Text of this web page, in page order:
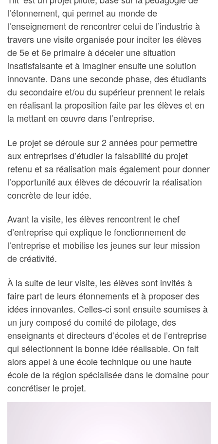
l’étonnement, qui permet au monde de
l’enseignement de rencontrer celui de l’industrie à
travers une visite organisée pour inciter les élèves
de 5e et 6e primaire à déceler une situation
insatisfaisante et à imaginer ensuite une solution
innovante. Dans une seconde phase, des étudiants
du secondaire et/ou du supérieur prennent le relais
en réalisant la proposition faite par les élèves et en
la mettant en œuvre dans l’entreprise.
Le projet se déroule sur 2 années pour permettre
aux entreprises d’étudier la faisabilité du projet
retenu et sa réalisation mais également pour donner
l’opportunité aux élèves de découvrir la réalisation
concrète de leur idée.
Avant la visite, les élèves rencontrent le chef
d’entreprise qui explique le fonctionnement de
l’entreprise et mobilise les jeunes sur leur mission
de créativité.
À la suite de leur visite, les élèves sont invités à
faire part de leurs étonnements et à proposer des
idées innovantes. Celles-ci sont ensuite soumises à
un jury composé du comité de pilotage, des
enseignants et directeurs d’écoles et de l’entreprise
qui sélectionnent la bonne idée réalisable. On fait
alors appel à une école technique ou une haute
école de la région spécialisée dans le domaine pour
concrétiser le projet.